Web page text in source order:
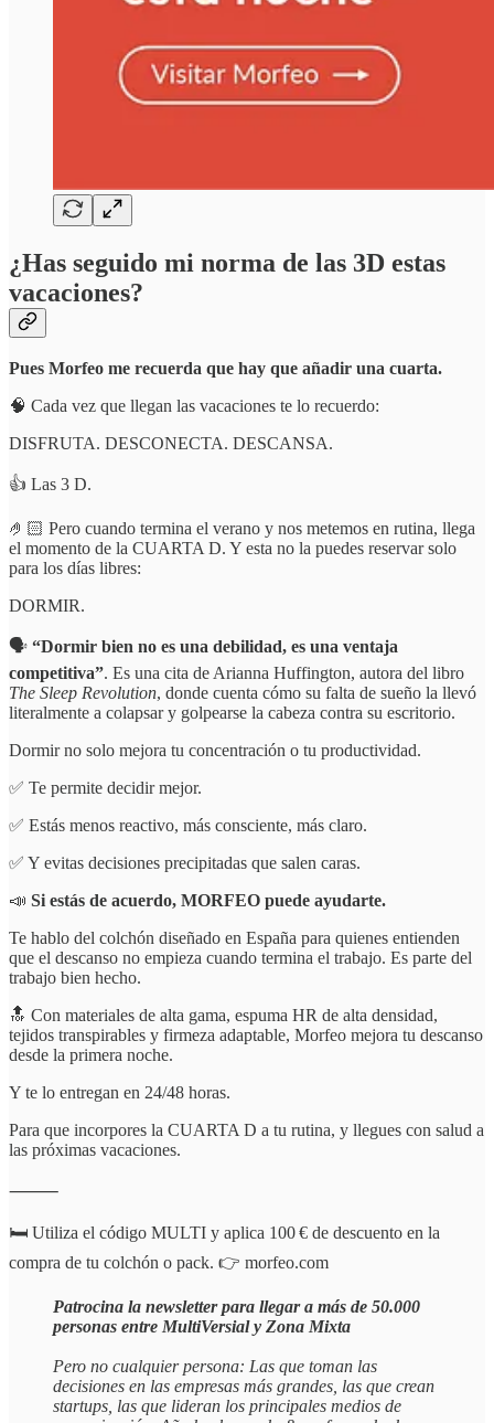
¿Has seguido mi norma de las 3D estas
vacaciones?
Pues Morfeo me recuerda que hay que añadir una cuarta.
🧠 Cada vez que llegan las vacaciones te lo recuerdo:
DISFRUTA. DESCONECTA. DESCANSA.
👍 Las 3 D.
🤌🏻 Pero cuando termina el verano y nos metemos en rutina, llega
el momento de la CUARTA D. Y esta no la puedes reservar solo
para los días libres:
DORMIR.
🗣️ “Dormir bien no es una debilidad, es una ventaja
competitiva”. Es una cita de Arianna Huffington, autora del libro
The Sleep Revolution, donde cuenta cómo su falta de sueño la llevó
literalmente a colapsar y golpearse la cabeza contra su escritorio.
Dormir no solo mejora tu concentración o tu productividad.
✅ Te permite decidir mejor.
✅ Estás menos reactivo, más consciente, más claro.
✅ Y evitas decisiones precipitadas que salen caras.
📣 Si estás de acuerdo, MORFEO puede ayudarte.
Te hablo del colchón diseñado en España para quienes entienden
que el descanso no empieza cuando termina el trabajo. Es parte del
trabajo bien hecho.
🔝 Con materiales de alta gama, espuma HR de alta densidad,
tejidos transpirables y firmeza adaptable, Morfeo mejora tu descanso
desde la primera noche.
Y te lo entregan en 24/48 horas.
Para que incorpores la CUARTA D a tu rutina, y llegues con salud a
las próximas vacaciones.
⸻
🛏️ Utiliza el código MULTI y aplica 100 € de descuento en la
compra de tu colchón o pack. 👉 morfeo.com
Patrocina la newsletter para llegar a más de 50.000
personas entre MultiVersial y Zona Mixta
Pero no cualquier persona: Las que toman las
decisiones en las empresas más grandes, las que crean
startups, las que lideran los principales medios de